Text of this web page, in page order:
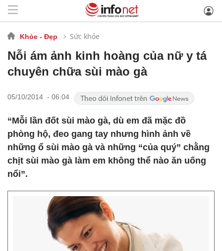
Khỏe - Đẹp Sức khỏe
Nỗi ám ảnh kinh hoàng của nữ y tá
chuyên chữa sùi mào gà
05/10/2014 - 06:04
“Mỗi lần đốt sùi mào gà, dù em đã mặc đồ
phòng hộ, đeo gang tay nhưng hình ảnh về
những ổ sùi mào gà và những “của quý” chằng
chịt sùi mào gà làm em không thể nào ăn uống
nổi”.